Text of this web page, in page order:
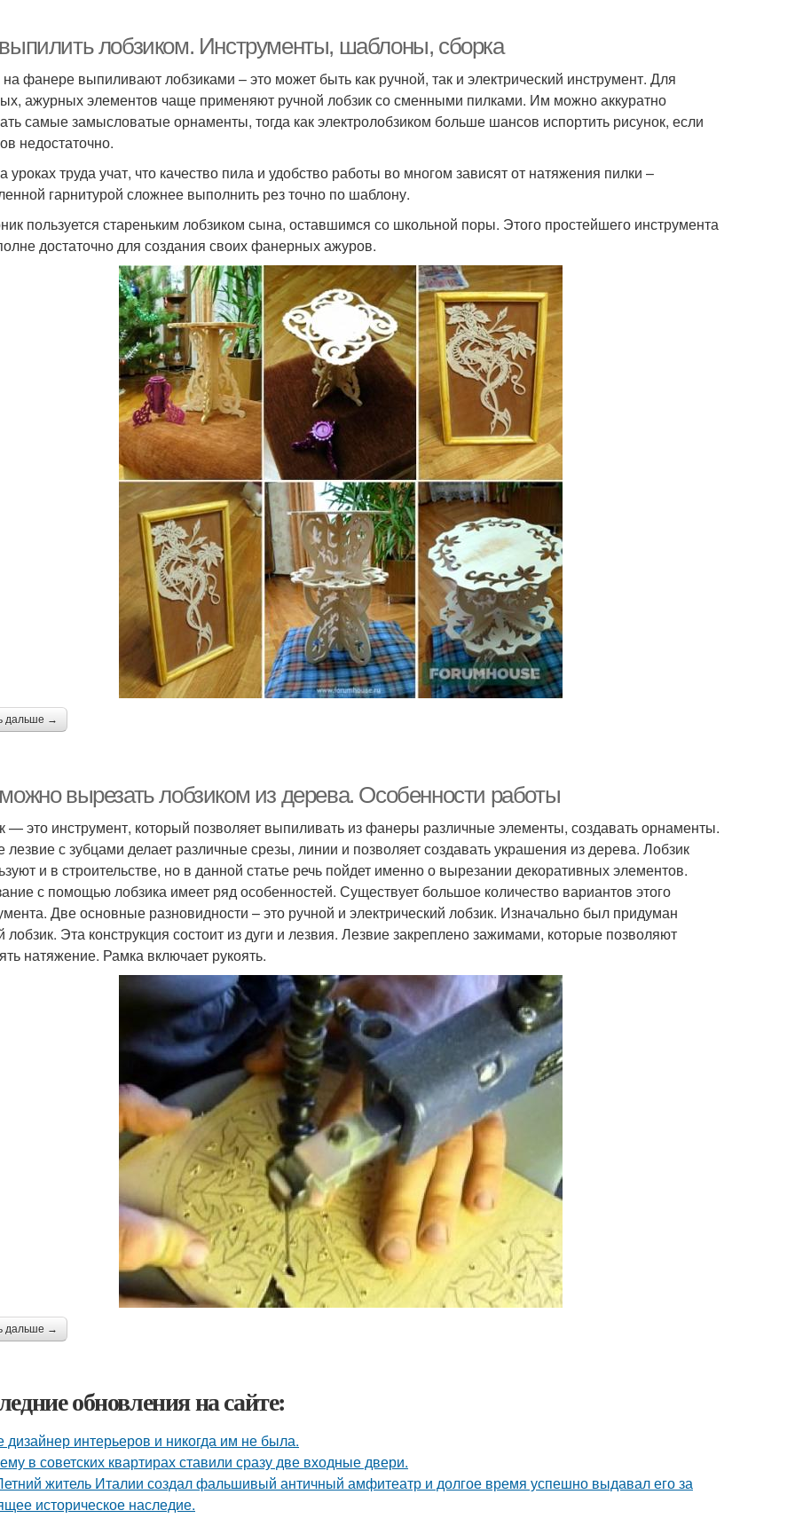
лобзиком. Инструменты, шаблоны, сборка
фанере выпиливают лобзиками – это может быть как ручной, так и электрический инструмент. Для
ажурных элементов чаще применяют ручной лобзик со сменными пилками. Им можно аккуратно
самые замысловатые орнаменты, тогда как электролобзиком больше шансов испортить рисунок, если
недостаточно.
уроках труда учат, что качество пила и удобство работы во многом зависят от натяжения пилки –
гарнитурой сложнее выполнить рез точно по шаблону.
пользуется стареньким лобзиком сына, оставшимся со школьной поры. Этого простейшего инструмента
достаточно для создания своих фанерных ажуров.
дальше →
вырезать лобзиком из дерева. Особенности работы
— это инструмент, который позволяет выпиливать из фанеры различные элементы, создавать орнаменты.
лезвие с зубцами делает различные срезы, линии и позволяет создавать украшения из дерева. Лобзик
и в строительстве, но в данной статье речь пойдет именно о вырезании декоративных элементов.
с помощью лобзика имеет ряд особенностей. Существует большое количество вариантов этого
Две основные разновидности – это ручной и электрический лобзик. Изначально был придуман
лобзик. Эта конструкция состоит из дуги и лезвия. Лезвие закреплено зажимами, которые позволяют
натяжение. Рамка включает рукоять.
дальше →
обновления на сайте:
дизайнер интерьеров и никогда им не была.
в советских квартирах ставили сразу две входные двери.
житель Италии создал фальшивый античный амфитеатр и долгое время успешно выдавал его за
историческое наследие.